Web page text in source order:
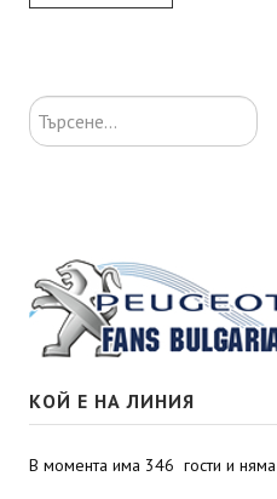
Търсене...
КОЙ Е НА ЛИНИЯ
В момента има 346 гости и няма